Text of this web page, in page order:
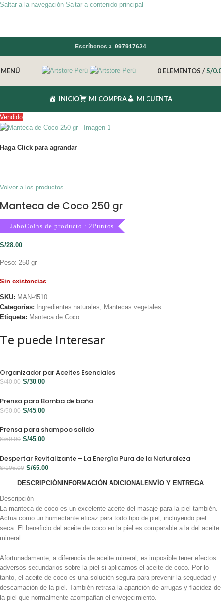
Saltar a la navegación Saltar a contenido principal
Escríbenos a 997917624
MENÚ 0 ELEMENTOS /S/
INICIO MI COMPRA MI CUENTA
Vendido
Haga Click para agrandar
Volver a los productos
Manteca de Coco 250 gr
JaboCoins de producto : 2Puntos
S/28.00
Peso: 250 gr
Sin existencias
SKU: MAN-4510
Categorías:
Ingredientes naturales, Mantecas vegetales
Etiqueta: Manteca de Coco
Te puede Interesar
Organizador par Aceites Esenciales
S/40.00 S/30.00
Prensa para Bomba de baño
S/50.00 S/45.00
Prensa para shampoo solido
S/50.00 S/45.00
Despertar Revitalizante – La Energía Pura de la Naturaleza
S/105.00 S/65.00
DESCRIPCIÓN INFORMACIÓN ADICIONALENVÍO Y ENTREGA
Descripción
La manteca de coco es un excelente aceite del masaje para la piel también.
Actúa como un humectante eficaz para todo tipo de piel, incluyendo piel
seca. El beneficio del aceite de coco en la piel es comparable a la del aceite
mineral.
Afortunadamente, a diferencia de aceite mineral, es imposible tener efectos
adversos secundarios sobre la piel si aplicamos el aceite de coco. Por lo
tanto, el aceite de coco es una solución segura para prevenir la sequedad y
descamación de la piel. También retrasa la aparición de arrugas y flacidez de
la piel que normalmente acompañan el envejecimiento.